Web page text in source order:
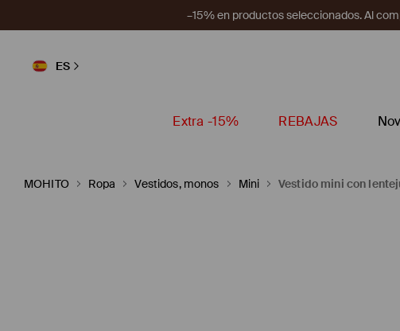
–15% en productos seleccionados. Al
ES
Extra -15% REBAJAS
MOHITO Ropa Vestidos, monos Mini Vestido mini con